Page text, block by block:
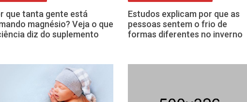
que tanta gente está
magnésio? Veja o que
diz do suplemento
Estudos explicam por que as
pessoas sentem o frio de
formas diferentes no inverno